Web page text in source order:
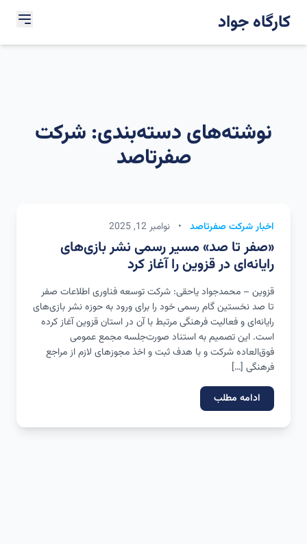
کارگاه جواد
نوشته‌های دسته‌بندی: شرکت
صفرتاصد
اخبار شرکت صفرتاصد • نوامبر 12, 2025
«صفر تا صد» مسیر رسمی نشر بازی‌های
رایانه‌ای در قزوین را آغاز کرد
قزوین – محمدجواد یاحقی: شرکت توسعه فناوری اطلاعات صفر
تا صد نخستین گام رسمی خود را برای ورود به حوزه نشر بازی‌های
رایانه‌ای و فعالیت فرهنگی مرتبط با آن در استان قزوین آغاز کرده
است. این تصمیم به استناد صورت‌جلسه مجمع عمومی
فوق‌العاده شرکت و با هدف ثبت و اخذ مجوزهای لازم از مراجع
فرهنگی […]
ادامه مطلب